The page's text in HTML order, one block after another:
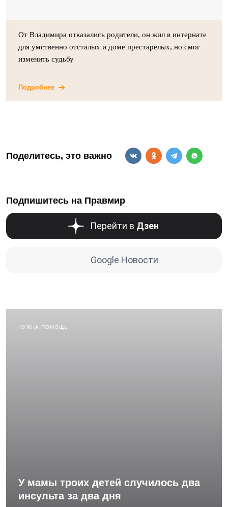
От Владимира отказались родители, он жил в интернате
для умственно отсталых и доме престарелых, но смог
изменить судьбу
Подробнее
Поделитесь, это важно
Подпишитесь на Правмир
Перейти в Дзен
Google Новости
НУЖНА ПОМОЩЬ
У мамы троих детей случилось два
инсульта за два дня